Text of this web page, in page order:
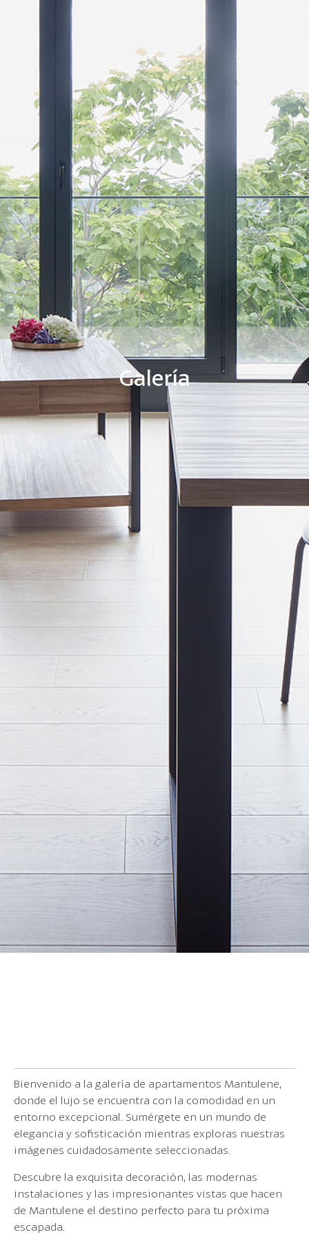
Galería
Bienvenido a la galería de apartamentos Mantulene,
donde el lujo se encuentra con la comodidad en un
entorno excepcional. Sumérgete en un mundo de
elegancia y sofisticación mientras exploras nuestras
imágenes cuidadosamente seleccionadas.
Descubre la exquisita decoración, las modernas
instalaciones y las impresionantes vistas que hacen
de Mantulene el destino perfecto para tu próxima
escapada.